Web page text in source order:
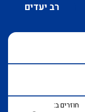
רב יעדים
חוזרים ב: